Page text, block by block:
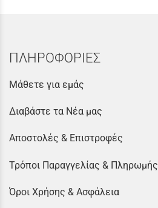
ΠΛΗΡΟΦΟΡΙΕΣ
Μάθετε για εμάς
Διαβάστε τα Νέα μας
Αποστολές & Επιστροφές
Τρόποι Παραγγελίας & Πληρωμής
Όροι Χρήσης & Ασφάλεια